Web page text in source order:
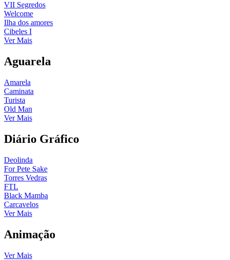
VII Segredos
Welcome
Ilha dos amores
Cibeles I
Ver Mais
Aguarela
Amarela
Caminata
Turista
Old Man
Ver Mais
Diário Gráfico
Deolinda
For Pete Sake
Torres Vedras
FTL
Black Mamba
Carcavelos
Ver Mais
Animação
Ver Mais